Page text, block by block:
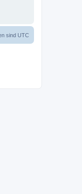
sind UTC